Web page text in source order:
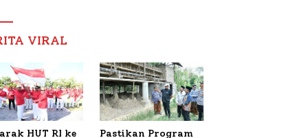
Nabil
VIRAL
HUT RI ke
Pastikan Program